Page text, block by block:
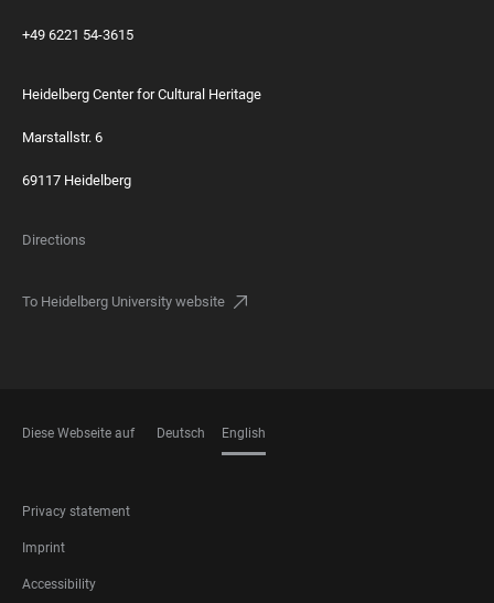
+49 6221 54-3615
Heidelberg Center for Cultural Heritage
Marstallstr. 6
69117 Heidelberg
Directions
To Heidelberg University website
Diese Webseite auf Deutsch English
FOOTER
LEGAL
Privacy statement
Imprint
Accessibility